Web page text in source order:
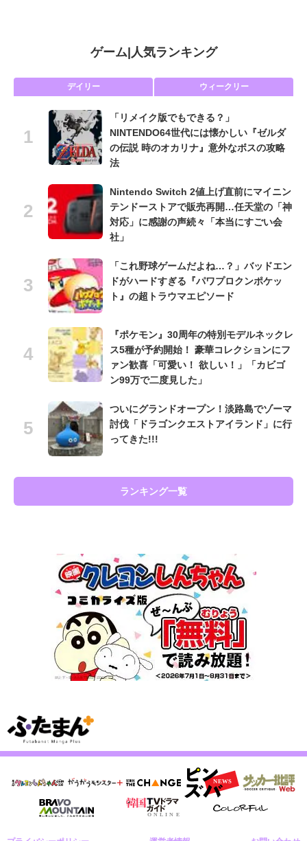
ゲーム| 人気ランキング
デイリー ウィークリー
「リメイク版でもできる？」
NINTENDO64世代には懐かしい『ゼルダ
の伝説 時のオカリナ』意外なボスの攻略
法
Nintendo Switch 2値上げ直前にマイニン
テンドーストアで販売再開…任天堂の「神
対応」に感謝の声続々「本当にすごい会
社」
「これ野球ゲームだよね…？」バッドエン
ドがハードすぎる『パワプロクンポケッ
ト』の超トラウマエピソード
『ポケモン』30周年の特別モデルネックレ
ス5種が予約開始！ 豪華コレクションにフ
ァン歓喜「可愛い！ 欲しい！」「カビゴ
ン99万で二度見した」
ついにグランドオープン！淡路島でゾーマ
討伐「ドラゴンクエストアイランド」に行
ってきた!!!
ランキング一覧